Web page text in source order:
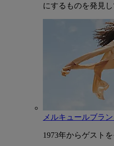
にするものを発見
メルキュールブラン
1973年からゲスト